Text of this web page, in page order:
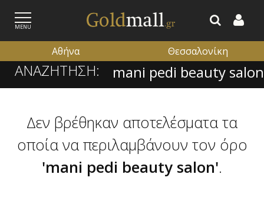
MENU
ΕΓΓΡΑΦΗ ΕΙΣΟΔΟΣ
Αθήνα Θεσσαλονίκη
ΑΝΑΖΗΤΗΣΗ:
Δεν βρέθηκαν αποτελέσματα τα
οποία να περιλαμβάνουν τον όρο
'mani pedi beauty salon'.